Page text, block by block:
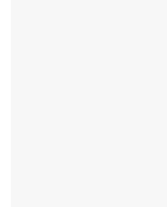
Fransada QALİB
Zahid dəymiş
kimi ÖDƏDİ